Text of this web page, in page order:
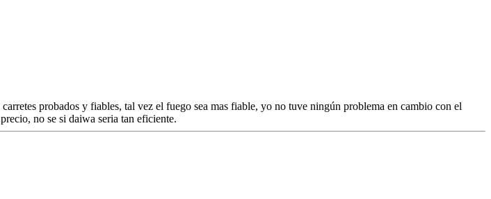
probados y fiables, tal vez el fuego sea mas fiable, yo no tuve ningún problema en cambio con el
no se si daiwa seria tan eficiente.